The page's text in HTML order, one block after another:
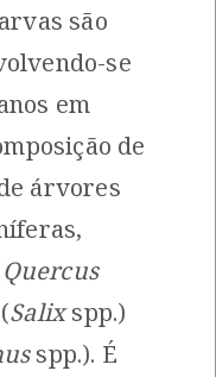
coriarius
Rocha
são
se
em
de
árvores
Quercus
Salixspp.)
spp.). É